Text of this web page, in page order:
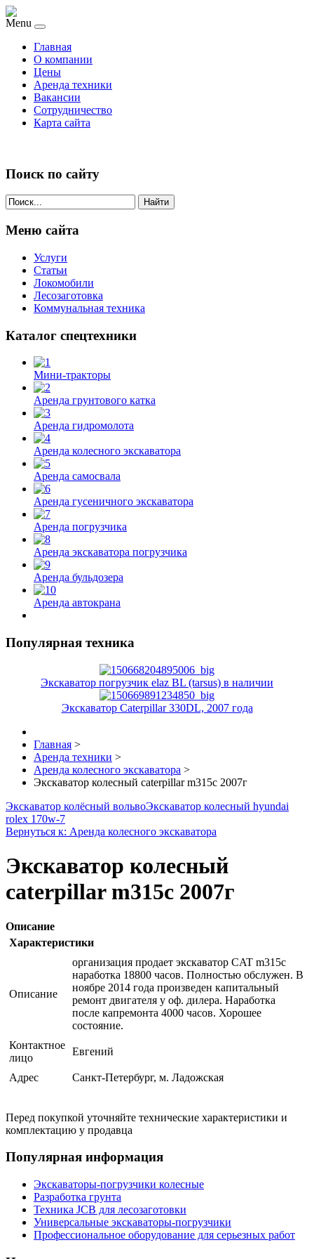
Menu
Главная
О компании
Цены
Аренда техники
Вакансии
Сотрудничество
Карта сайта
Поиск по сайту
Найти
Меню сайта
Услуги
Статьи
Локомобили
Лесозаготовка
Коммунальная техника
Каталог спецтехники
Мини-тракторы
Аренда грунтового катка
Аренда гидромолота
Аренда колесного экскаватора
Аренда самосвала
Аренда гусеничного экскаватора
Аренда погрузчика
Аренда экскаватора погрузчика
Аренда бульдозера
Аренда автокрана
Популярная техника
Экскаватор погрузчик elaz BL (tarsus) в наличии
Экскаватор Caterpillar 330DL, 2007 года
Главная >
Аренда техники >
Аренда колесного экскаватора >
Экскаватор колесный caterpillar m315c 2007г
Экскаватор колёсный вольвоЭкскаватор колесный hyundai
rolex 170w-7
Вернуться к: Аренда колесного экскаватора
Экскаватор колесный
caterpillar m315c 2007г
Описание
Характеристики
Описание
организация продает экскаватор CAT m315c
наработка 18800 часов. Полностью обслужен. В
ноябре 2014 года произведен капитальный
ремонт двигателя у оф. дилера. Наработка
после капремонта 4000 часов. Хорошее
состояние.
Контактное
лицо
Евгений
Адрес Санкт-Петербург, м. Ладожская
Перед покупкой уточняйте технические характеристики и
комплектацию у продавца
Популярная информация
Экскаваторы-погрузчики колесные
Разработка грунта
Техника JCB для лесозаготовки
Универсальные экскаваторы-погрузчики
Профессиональное оборудование для серьезных работ